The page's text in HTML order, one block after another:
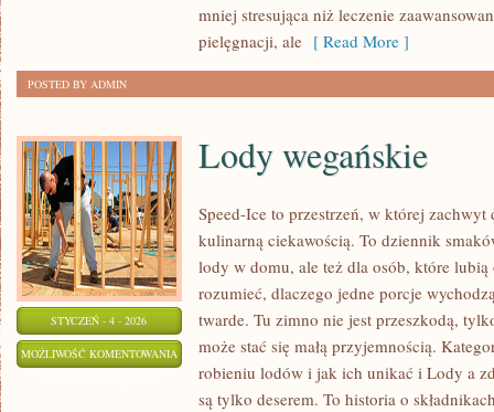
mniej stresująca niż leczenie
pielęgnacji, ale [ Read More ]
POSTED BY ADMIN
STYCZEŃ - 4 - 2026
MOŻLIWOŚĆ KOMENTOWANIA LODY
WEGAŃSKIE
Lody wegańskie
Speed-Ice to przestrzeń, w której
kulinarną ciekawością. To dziennik
lody w domu, ale też dla osób, które
rozumieć, dlaczego jedne porcje
twarde. Tu zimno nie jest przeszkodą,
może stać się małą przyjemnością.
robieniu lodów i jak ich unikać i Lody a
są tylko deserem. To historia o